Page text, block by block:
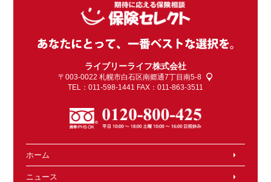
ライブリーライフ株式会社
〒003-0022 札幌市白石区南郷通7丁目南5-8
TEL：011-598-1441 FAX：011-863-3511
ホーム
ニュース